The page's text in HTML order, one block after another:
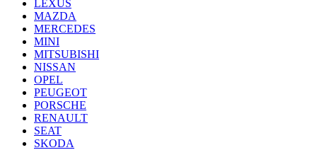
LEXUS
MAZDA
MERCEDES
MINI
MITSUBISHI
NISSAN
OPEL
PEUGEOT
PORSCHE
RENAULT
SEAT
SKODA